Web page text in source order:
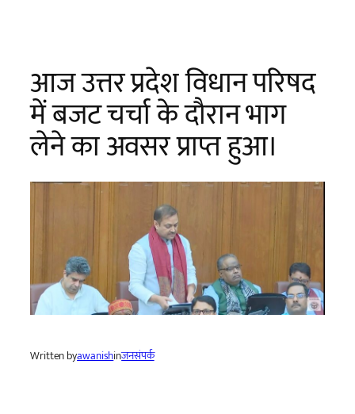
आज उत्तर प्रदेश विधान परिषद
में बजट चर्चा के दौरान भाग
लेने का अवसर प्राप्त हुआ।
Written byawanishinजनसंपर्क